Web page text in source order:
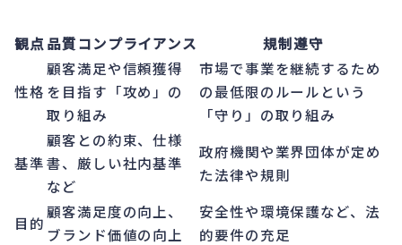
観点 品質コンプライアンス 規制遵守
性格
顧客満足や信頼獲得
を目指す「攻め」の
取り組み
市場で事業を継続するため
の最低限のルールという
「守り」の取り組み
基準
顧客との約束、仕様
書、厳しい社内基準
など
政府機関や業界団体が定め
た法律や規則
目的
顧客満足度の向上、
ブランド価値の向上
安全性や環境保護など、法
的要件の充足